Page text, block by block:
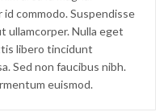
commodo. Suspendisse
ullamcorper. Nulla eget
libero tincidunt
Sed non faucibus nibh.
euismod.